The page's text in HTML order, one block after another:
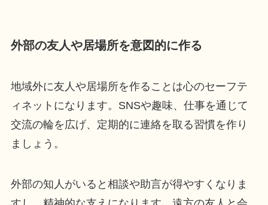
外部の友人や居場所を意図的に作る
地域外に友人や居場所を作ることは心のセーフテ
ィネットになります。SNSや趣味、仕事を通じて
交流の輪を広げ、定期的に連絡を取る習慣を作り
ましょう。
外部の知人がいると相談や助言が得やすくなりま